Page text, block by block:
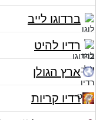
ברדוגו לייב
רדיו להיט
ארץ הגולן
רדיו קריות